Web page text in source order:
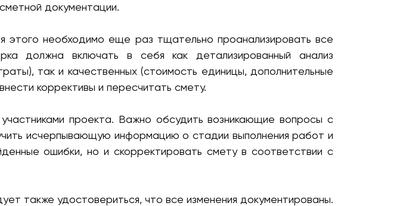
документации.
этого необходимо еще раз тщательно проанализировать все
должна включать в себя как детализированный анализ
так и качественных (стоимость единицы, дополнительные
коррективы и пересчитать смету.
проекта. Важно обсудить возникающие вопросы с
исчерпывающую информацию о стадии выполнения работ и
ошибки, но и скорректировать смету в соответствии с
также удостовериться, что все изменения документированы.